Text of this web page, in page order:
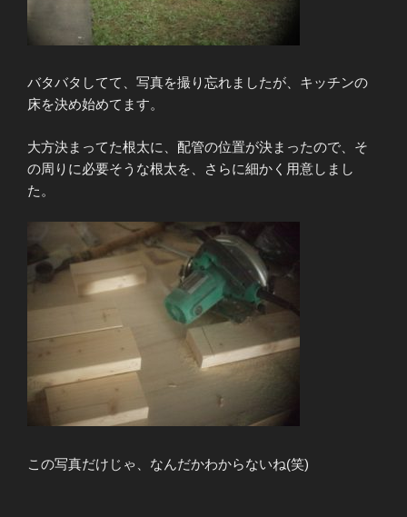
バタバタしてて、写真を撮り忘れましたが、キッチンの
床を決め始めてます。
大方決まってた根太に、配管の位置が決まったので、そ
の周りに必要そうな根太を、さらに細かく用意しまし
た。
この写真だけじゃ、なんだかわからないね(笑)